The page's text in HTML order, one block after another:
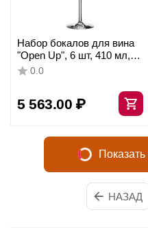
Набор бокалов для вина
"Open Up", 6 шт, 410 мл,
D63/89 мм, H231 мм,
0.0
5 563.00 ₽
НАЗАД